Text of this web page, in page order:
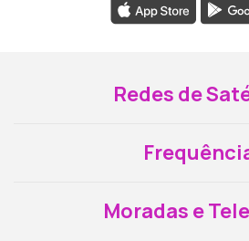
Redes de
Moradas e